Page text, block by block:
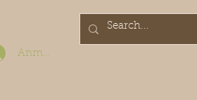
Anmelden